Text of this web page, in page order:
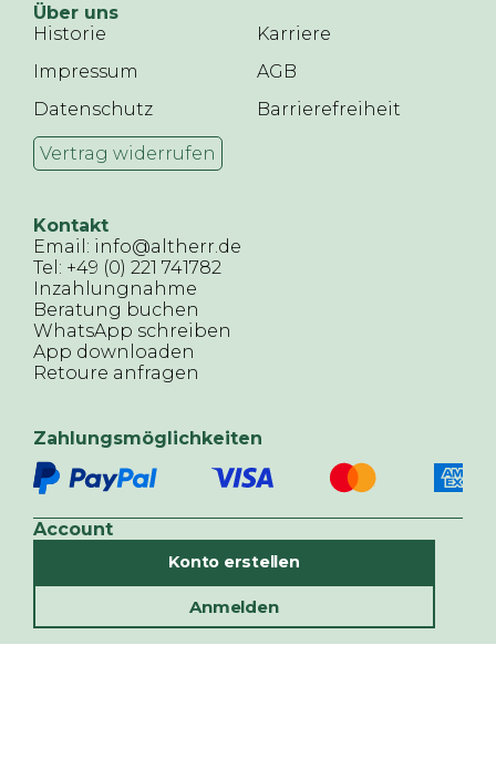
Über uns
Historie
Karriere
Impressum
AGB
Datenschutz
Barrierefreiheit
Vertrag widerrufen
Kontakt
Email: info@altherr.de
Tel: +49 (0) 221 741782
Inzahlungnahme
Beratung buchen
WhatsApp schreiben
App downloaden
Retoure anfragen
Zahlungsmöglichkeiten
Account
Konto erstellen
Anmelden